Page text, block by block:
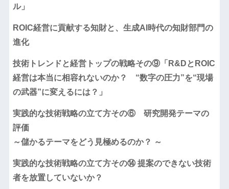
ル」
ROIC経営に貢献する知財と、生成AI時代の知財部門の
進化
技術トレンドと経営トップの戦略その⑨「R&DとROIC
経営は本当に相容れないのか？ “数字の圧力”を“現場
の武器”に変えるには？」
実践的な技術戦略の立て方その⑥ 研究開発テーマの
評価
～儲かるテーマをどう見極めるのか？ ～
実践的な技術戦略の立て方その⑭ 提案のできない技術
者を放置していないか？